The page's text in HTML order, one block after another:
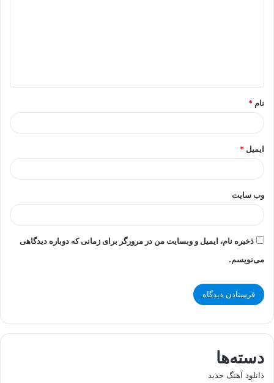
*
نام *
ایمیل *
وب‌ سایت
ذخیره نام، ایمیل و وبسایت من در مرورگر برای زمانی که دوباره دیدگاهی
می‌نویسم.
دسته‌ها
دانلود آهنگ جدید